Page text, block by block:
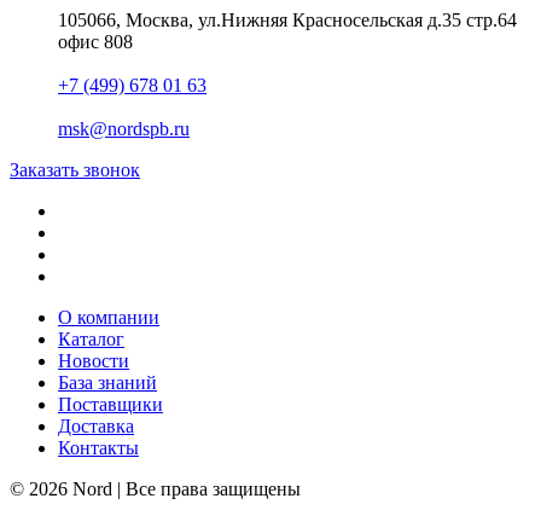
105066, Москва, ул.Нижняя Красносельская д.35 стр.64
офис 808
+7 (499) 678 01 63
msk@nordspb.ru
Заказать звонок
О компании
Каталог
Новости
База знаний
Поставщики
Доставка
Контакты
© 2026 Nord | Все права защищены